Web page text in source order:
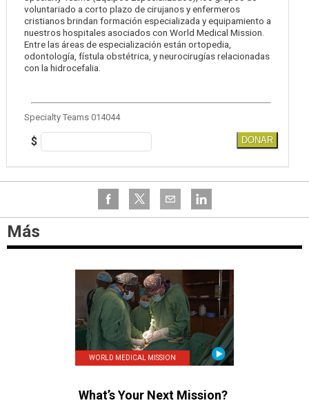
voluntariado a corto plazo de cirujanos y enfermeros
cristianos brindan formación especializada y equipamiento a
nuestros hospitales asociados con World Medical Mission.
Entre las áreas de especialización están ortopedia,
odontología, fístula obstétrica, y neurocirugías relacionadas
con la hidrocefalia.
Specialty Teams 014044
$ DONAR
Más
WORLD MEDICAL MISSION
What’s Your Next Mission?